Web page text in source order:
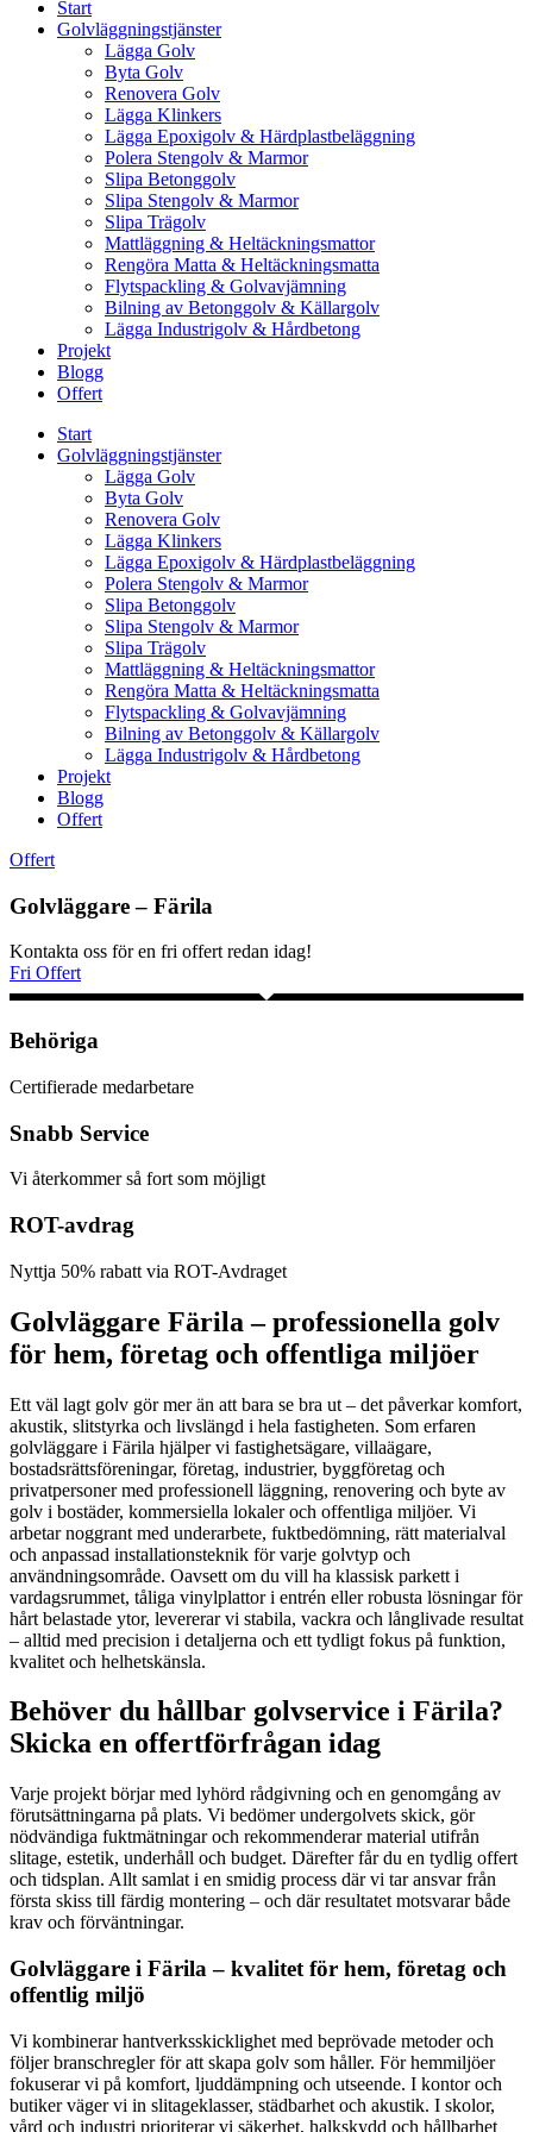
Start
Golvläggningstjänster
Lägga Golv
Byta Golv
Renovera Golv
Lägga Klinkers
Lägga Epoxigolv & Härdplastbeläggning
Polera Stengolv & Marmor
Slipa Betonggolv
Slipa Stengolv & Marmor
Slipa Trägolv
Mattläggning & Heltäckningsmattor
Rengöra Matta & Heltäckningsmatta
Flytspackling & Golvavjämning
Bilning av Betonggolv & Källargolv
Lägga Industrigolv & Hårdbetong
Projekt
Blogg
Offert
Start
Golvläggningstjänster
Lägga Golv
Byta Golv
Renovera Golv
Lägga Klinkers
Lägga Epoxigolv & Härdplastbeläggning
Polera Stengolv & Marmor
Slipa Betonggolv
Slipa Stengolv & Marmor
Slipa Trägolv
Mattläggning & Heltäckningsmattor
Rengöra Matta & Heltäckningsmatta
Flytspackling & Golvavjämning
Bilning av Betonggolv & Källargolv
Lägga Industrigolv & Hårdbetong
Projekt
Blogg
Offert
Offert
Golvläggare – Färila
Kontakta oss för en fri offert redan idag!
Fri Offert
Behöriga
Certifierade medarbetare
Snabb Service
Vi återkommer så fort som möjligt
ROT-avdrag
Nyttja 50% rabatt via ROT-Avdraget
Golvläggare Färila – professionella golv
för hem, företag och offentliga miljöer
Ett väl lagt golv gör mer än att bara se bra ut – det påverkar komfort,
akustik, slitstyrka och livslängd i hela fastigheten. Som erfaren
golvläggare i Färila hjälper vi fastighetsägare, villaägare,
bostadsrättsföreningar, företag, industrier, byggföretag och
privatpersoner med professionell läggning, renovering och byte av
golv i bostäder, kommersiella lokaler och offentliga miljöer. Vi
arbetar noggrant med underarbete, fuktbedömning, rätt materialval
och anpassad installationsteknik för varje golvtyp och
användningsområde. Oavsett om du vill ha klassisk parkett i
vardagsrummet, tåliga vinylplattor i entrén eller robusta lösningar för
hårt belastade ytor, levererar vi stabila, vackra och långlivade resultat
– alltid med precision i detaljerna och ett tydligt fokus på funktion,
kvalitet och helhetskänsla.
Behöver du hållbar golvservice i Färila?
Skicka en offertförfrågan idag
Varje projekt börjar med lyhörd rådgivning och en genomgång av
förutsättningarna på plats. Vi bedömer undergolvets skick, gör
nödvändiga fuktmätningar och rekommenderar material utifrån
slitage, estetik, underhåll och budget. Därefter får du en tydlig offert
och tidsplan. Allt samlat i en smidig process där vi tar ansvar från
första skiss till färdig montering – och där resultatet motsvarar både
krav och förväntningar.
Golvläggare i Färila – kvalitet för hem, företag och
offentlig miljö
Vi kombinerar hantverksskicklighet med beprövade metoder och
följer branschregler för att skapa golv som håller. För hemmiljöer
fokuserar vi på komfort, ljuddämpning och utseende. I kontor och
butiker väger vi in slitageklasser, städbarhet och akustik. I skolor,
vård och industri prioriterar vi säkerhet, halkskydd och hållbarhet